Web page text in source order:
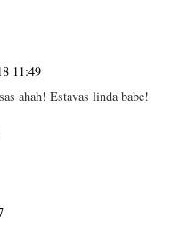
11:49
ahah! Estavas linda babe!